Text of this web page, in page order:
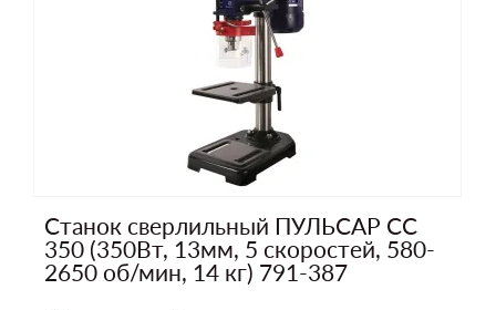
Станок сверлильный ПУЛЬСАР СС
350 (350Вт, 13мм, 5 скоростей, 580-
2650 об/мин, 14 кг) 791-387